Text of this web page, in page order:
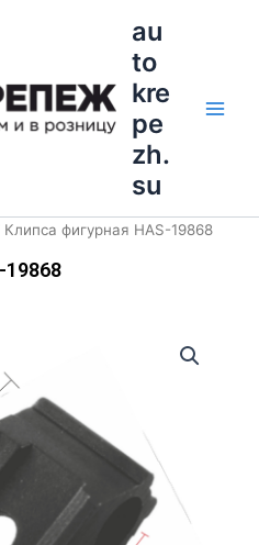
au
to
kre
pe
zh.
su
Клипса фигурная HAS-19868
19868